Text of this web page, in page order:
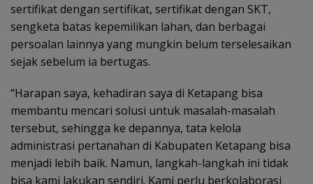
sertifikat dengan sertifikat, sertifikat dengan SKT,
sengketa batas kepemilikan lahan, dan berbagai
persoalan lainnya yang mungkin belum terselesaikan
sejak sebelum ia bertugas.
“Harapan saya, kehadiran saya di Ketapang bisa
membantu mencari solusi untuk masalah-masalah
tersebut, sehingga ke depannya, tata kelola
administrasi pertanahan di Kabupaten Ketapang bisa
menjadi lebih baik. Namun, langkah-langkah ini tidak
bisa kami lakukan sendiri. Kami perlu berkolaborasi